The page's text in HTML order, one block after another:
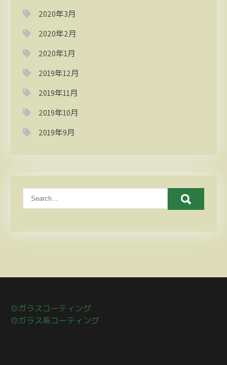
2020年3月
2020年2月
2020年1月
2019年12月
2019年11月
2019年10月
2019年9月
◎ガラスコーティング
◎ガラス系コーティング